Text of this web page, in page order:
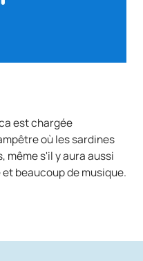
est chargée
où les sardines
s'il y aura aussi
beaucoup de musique.